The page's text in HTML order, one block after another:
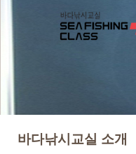
바다낚시교실 소개